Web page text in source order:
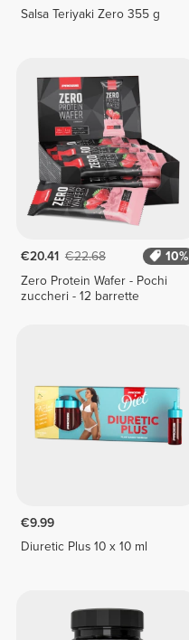
Salsa Teriyaki Zero 355 g
€20.41 €22.68
10%
Zero Protein Wafer - Pochi
zuccheri - 12 barrette
€9.99
Diuretic Plus 10 x 10 ml